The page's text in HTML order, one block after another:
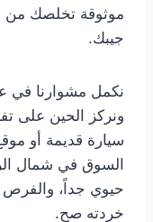
موثوقة تخلصك من
جيبك.
نكمل مشوارنا في
ونركز الحين على
سيارة قديمة أو
السوق في شمال
حيوي جداً،
خردته صح.